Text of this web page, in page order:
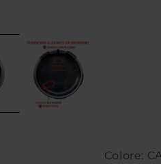
Colore: